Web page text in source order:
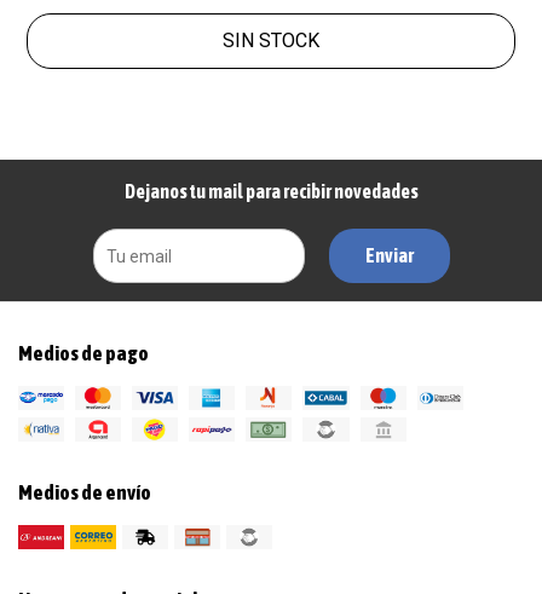
SIN STOCK
Dejanos tu mail para recibir novedades
Enviar
Medios de pago
Medios de envío